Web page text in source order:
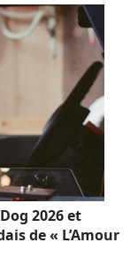
2026 et
de « L’Amour